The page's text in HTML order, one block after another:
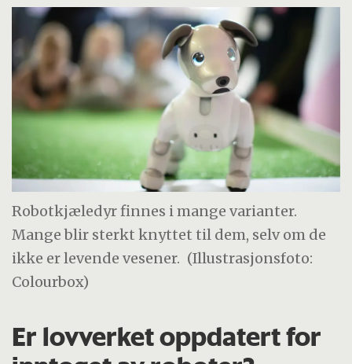
Robotkjæledyr finnes i mange varianter.
Mange blir sterkt knyttet til dem, selv om de
ikke er levende vesener. (Illustrasjonsfoto:
Colourbox)
Er lovverket oppdatert for